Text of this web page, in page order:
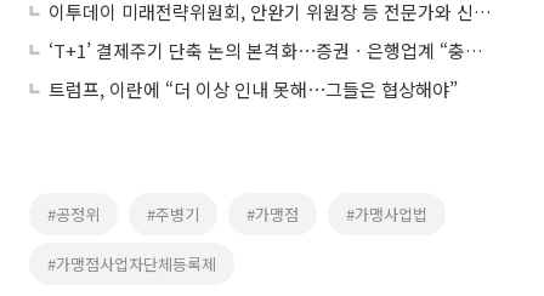
이투데이 미래전략위원회, 안완기 위원장 등 전문가와 신성장 논의
‘T+1’ 결제주기 단축 논의 본격화⋯증권ㆍ은행업계 “충분한 준비 기간 필요”
트럼프, 이란에 “더 이상 인내 못해⋯그들은 협상해야”
#공정위 #주병기 #가맹점 #가맹사업법
#가맹점사업자단체등록제